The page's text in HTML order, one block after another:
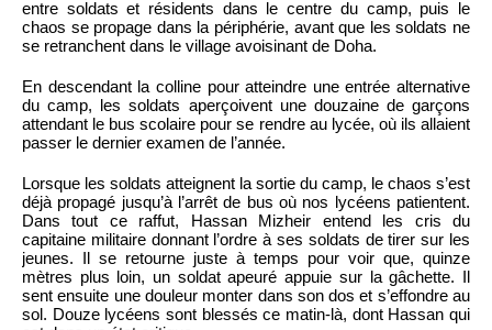
entre soldats et résidents dans le centre du camp, puis le
chaos se propage dans la périphérie, avant que les soldats ne
se retranchent dans le village avoisinant de Doha.
En descendant la colline pour atteindre une entrée alternative
du camp, les soldats aperçoivent une douzaine de garçons
attendant le bus scolaire pour se rendre au lycée, où ils allaient
passer le dernier examen de l’année.
Lorsque les soldats atteignent la sortie du camp, le chaos s’est
déjà propagé jusqu’à l’arrêt de bus où nos lycéens patientent.
Dans tout ce raffut, Hassan Mizheir entend les cris du
capitaine militaire donnant l’ordre à ses soldats de tirer sur les
jeunes. Il se retourne juste à temps pour voir que, quinze
mètres plus loin, un soldat apeuré appuie sur la gâchette. Il
sent ensuite une douleur monter dans son dos et s’effondre au
sol. Douze lycéens sont blessés ce matin-là, dont Hassan qui